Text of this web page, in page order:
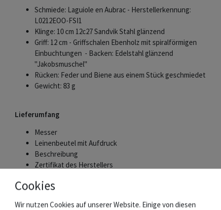
Schmiede: Laguiole en Aubrac - Herstellerkennung:
L0212EOO-FSI1
Klinge: 10 cm 12c27 Sandvik Stahl glänzend
Griff: 12 cm - Griffschalen Ebenholz mit spiralförmigen
Einbuchtungen - Backen: Edelstahl glänzend
"Jakobsmuschel"
Rücken: Feder und Biene aus einem Stück geschmiedet
Gewicht: 83 g
Lieferumfang
Messer
Leinenbeutel mit Aufdruck
Beschreibung
Zertifikat des Herstellers
Die Schmiede Laguiole en Aubrac
Cookies
Wir nutzen Cookies auf unserer Website. Einige von diesen